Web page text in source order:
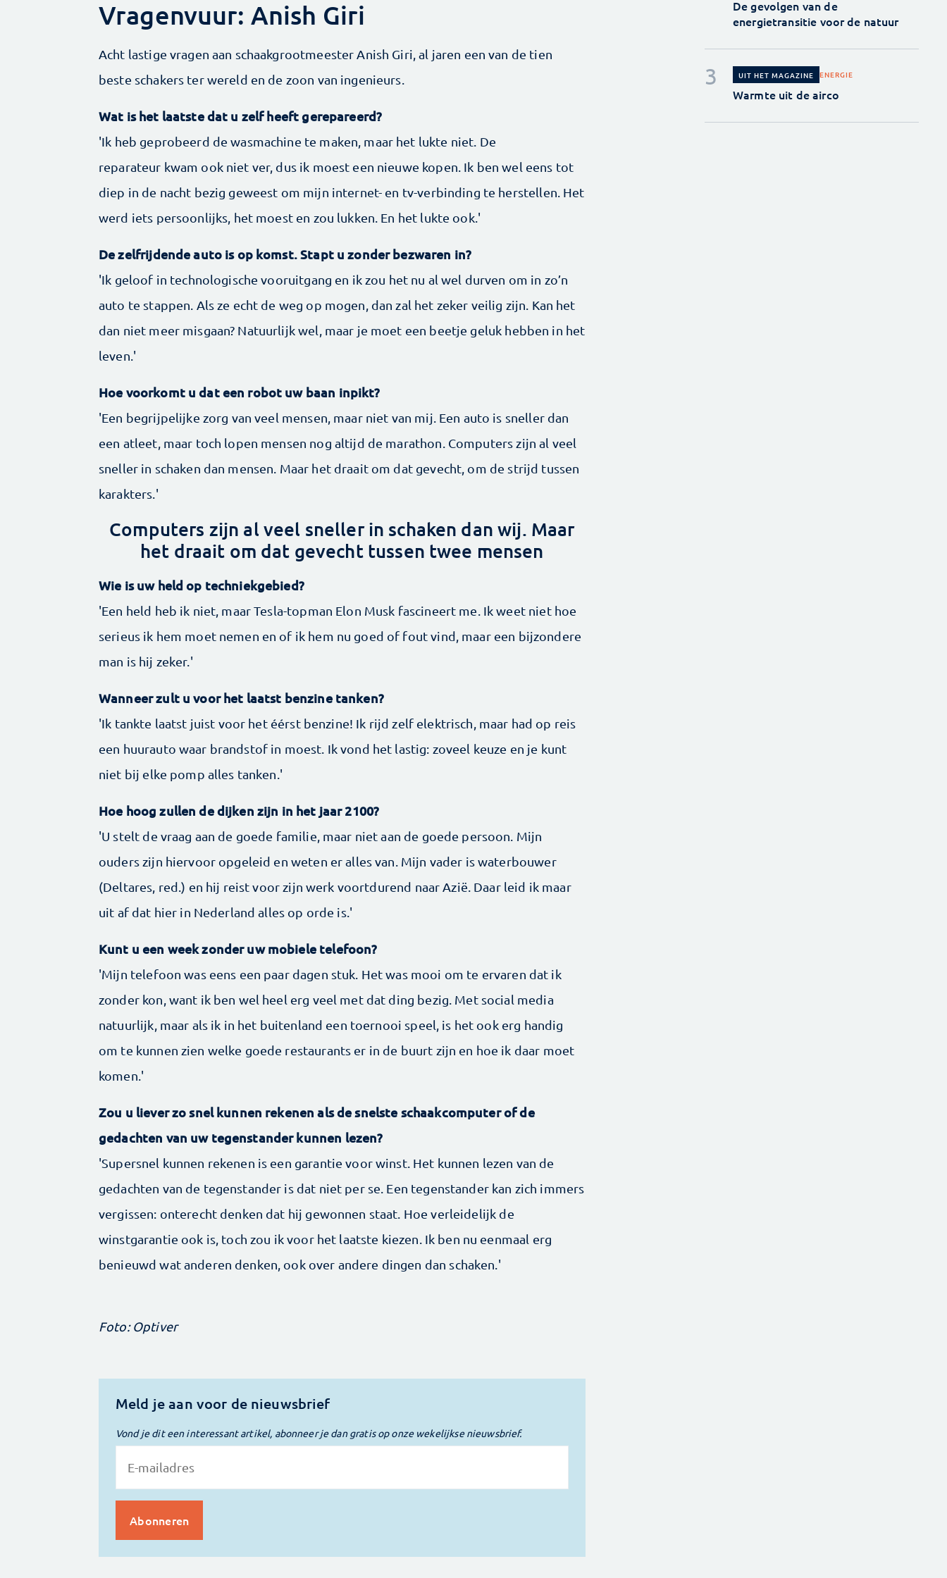
Vragenvuur: Anish Giri
Acht lastige vragen aan schaakgrootmeester Anish Giri, al jaren een van de tien
beste schakers ter wereld en de zoon van ingenieurs.
Wat is het laatste dat u zelf heeft gerepareerd?
'Ik heb geprobeerd de wasmachine te maken, maar het lukte niet. De
reparateur kwam ook niet ver, dus ik moest een nieuwe kopen. Ik ben wel eens tot
diep in de nacht bezig geweest om mijn internet- en tv-verbinding te herstellen. Het
werd iets persoonlijks, het moest en zou lukken. En het lukte ook.'
De zelfrijdende auto is op komst. Stapt u zonder bezwaren in?
'Ik geloof in technologische vooruitgang en ik zou het nu al wel durven om in zo’n
auto te stappen. Als ze echt de weg op mogen, dan zal het zeker veilig zijn. Kan het
dan niet meer misgaan? Natuurlijk wel, maar je moet een beetje geluk hebben in het
leven.'
Hoe voorkomt u dat een robot uw baan inpikt?
'Een begrijpelijke zorg van veel mensen, maar niet van mij. Een auto is sneller dan
een atleet, maar toch lopen mensen nog altijd de marathon. Computers zijn al veel
sneller in schaken dan mensen. Maar het draait om dat gevecht, om de strijd tussen
karakters.'
Computers zijn al veel sneller in schaken dan wij. Maar
het draait om dat gevecht tussen twee mensen
Wie is uw held op techniekgebied?
'Een held heb ik niet, maar Tesla-topman Elon Musk fascineert me. Ik weet niet hoe
serieus ik hem moet nemen en of ik hem nu goed of fout vind, maar een bijzondere
man is hij zeker.'
Wanneer zult u voor het laatst benzine tanken?
'Ik tankte laatst juist voor het éérst benzine! Ik rijd zelf elektrisch, maar had op reis
een huurauto waar brandstof in moest. Ik vond het lastig: zoveel keuze en je kunt
niet bij elke pomp alles tanken.'
Hoe hoog zullen de dijken zijn in het jaar 2100?
'U stelt de vraag aan de goede familie, maar niet aan de goede persoon. Mijn
ouders zijn hiervoor opgeleid en weten er alles van. Mijn vader is waterbouwer
(Deltares, red.) en hij reist voor zijn werk voortdurend naar Azië. Daar leid ik maar
uit af dat hier in Nederland alles op orde is.'
Kunt u een week zonder uw mobiele telefoon?
'Mijn telefoon was eens een paar dagen stuk. Het was mooi om te ervaren dat ik
zonder kon, want ik ben wel heel erg veel met dat ding bezig. Met social media
natuurlijk, maar als ik in het buitenland een toernooi speel, is het ook erg handig
om te kunnen zien welke goede restaurants er in de buurt zijn en hoe ik daar moet
komen.'
Zou u liever zo snel kunnen rekenen als de snelste schaakcomputer of de
gedachten van uw tegenstander kunnen lezen?
'Supersnel kunnen rekenen is een garantie voor winst. Het kunnen lezen van de
gedachten van de tegenstander is dat niet per se. Een tegenstander kan zich immers
vergissen: onterecht denken dat hij gewonnen staat. Hoe verleidelijk de
winstgarantie ook is, toch zou ik voor het laatste kiezen. Ik ben nu eenmaal erg
benieuwd wat anderen denken, ook over andere dingen dan schaken.'
Foto: Optiver
Meld je aan voor de nieuwsbrief
Vond je dit een interessant artikel, abonneer je dan gratis op onze wekelijkse nieuwsbrief.
De gevolgen van de
energietransitie voor de natuur
UIT HET MAGAZINE ENERGIE
Warmte uit de airco